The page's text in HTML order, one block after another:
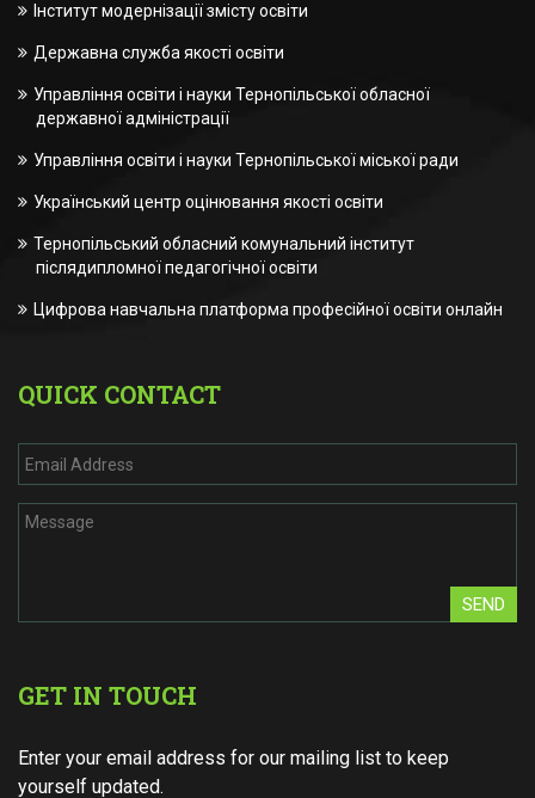
Інститут модернізації змісту освіти
Державна служба якості освіти
Управління освіти і науки Тернопільської обласної
державної адміністрації
Управління освіти і науки Тернопільської міської ради
Український центр оцінювання якості освіти
Тернопільський обласний комунальний інститут
післядипломної педагогічної освіти
Цифрова навчальна платформа професійної освіти онлайн
QUICK CONTACT
SEND
GET IN TOUCH
Enter your email address for our mailing list to keep
yourself updated.